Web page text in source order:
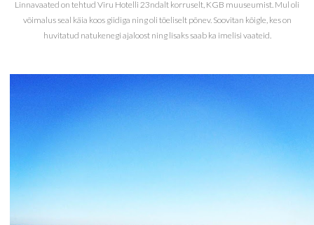
Linnavaated on tehtud Viru Hotelli 23ndalt korruselt, KGB muuseumist. Mul oli
võimalus seal käia koos giidiga ning oli tõeliselt põnev. Soovitan kõigle, kes on
huvitatud natukenegi ajaloost ning lisaks saab ka imelisi vaateid.